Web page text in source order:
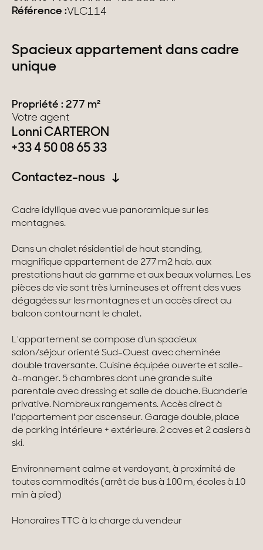
Genève
Alpes Suisses
Nos collections
Propriétés de caractère
Villas modernes
Chalets
Maisons & appartements avec vues
Maisons de ville
Domaines
Projets neufs
Réhabilitations & Terrains
Référence :VLC114
Spacieux appartement dans cadre
unique
Propriété : 277 m²
Votre agent
Lonni CARTERON
+33 4 50 08 65 33
Contactez-nous
Cadre idyllique avec vue panoramique sur les
montagnes.
Dans un chalet résidentiel de haut standing,
magnifique appartement de 277 m2 hab. aux
prestations haut de gamme et aux beaux volumes. Les
pièces de vie sont très lumineuses et offrent des vues
dégagées sur les montagnes et un accès direct au
balcon contournant le chalet.
L'appartement se compose d'un spacieux
salon/séjour orienté Sud-Ouest avec cheminée
double traversante. Cuisine équipée ouverte et salle-
à-manger. 5 chambres dont une grande suite
parentale avec dressing et salle de douche. Buanderie
privative. Nombreux rangements. Accès direct à
l'appartement par ascenseur. Garage double, place
de parking intérieure + extérieure. 2 caves et 2 casiers à
ski.
Environnement calme et verdoyant, à proximité de
toutes commodités (arrêt de bus à 100 m, écoles à 10
min à pied)
Honoraires TTC à la charge du vendeur